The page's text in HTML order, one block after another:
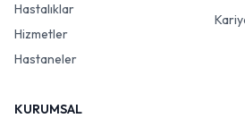
Hastalıklar
Hizmetler
Hastaneler
KURUMSAL